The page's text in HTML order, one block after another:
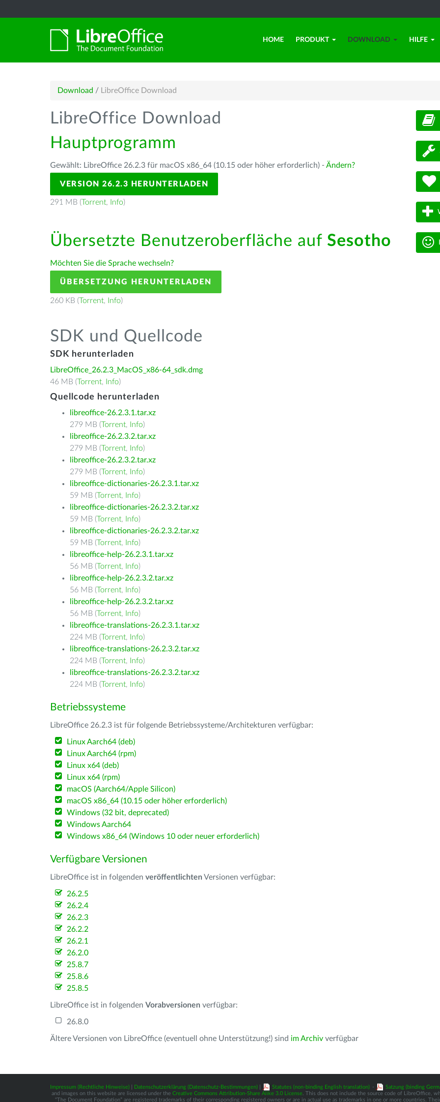
HOME PRODUKT DOWNLOAD HILFE
Download / LibreOffice Download
LibreOffice Download
Hauptprogramm
Gewählt: LibreOffice 26.2.3 für macOS x86_64 (10.15 oder höher erforderlich) - Ändern?
VERSION 26.2.3 HERUNTERLADEN
291 MB (Torrent, Info)
Übersetzte Benutzeroberfläche auf Sesotho
Möchten Sie die Sprache wechseln?
ÜBERSETZUNG HERUNTERLADEN
260 KB (Torrent, Info)
SDK und Quellcode
SDK herunterladen
LibreOffice_26.2.3_MacOS_x86-64_sdk.dmg
46 MB (Torrent, Info)
Quellcode herunterladen
libreoffice-26.2.3.1.tar.xz
279 MB (Torrent, Info)
libreoffice-26.2.3.2.tar.xz
279 MB (Torrent, Info)
libreoffice-26.2.3.2.tar.xz
279 MB (Torrent, Info)
libreoffice-dictionaries-26.2.3.1.tar.xz
59 MB (Torrent, Info)
libreoffice-dictionaries-26.2.3.2.tar.xz
59 MB (Torrent, Info)
libreoffice-dictionaries-26.2.3.2.tar.xz
59 MB (Torrent, Info)
libreoffice-help-26.2.3.1.tar.xz
56 MB (Torrent, Info)
libreoffice-help-26.2.3.2.tar.xz
56 MB (Torrent, Info)
libreoffice-help-26.2.3.2.tar.xz
56 MB (Torrent, Info)
libreoffice-translations-26.2.3.1.tar.xz
224 MB (Torrent, Info)
libreoffice-translations-26.2.3.2.tar.xz
224 MB (Torrent, Info)
libreoffice-translations-26.2.3.2.tar.xz
224 MB (Torrent, Info)
Betriebssysteme
LibreOffice 26.2.3 ist für folgende Betriebssysteme/Architekturen verfügbar:
Linux Aarch64 (deb)
Linux Aarch64 (rpm)
Linux x64 (deb)
Linux x64 (rpm)
macOS (Aarch64/Apple Silicon)
macOS x86_64 (10.15 oder höher erforderlich)
Windows (32 bit, deprecated)
Windows Aarch64
Windows x86_64 (Windows 10 oder neuer erforderlich)
Verfügbare Versionen
LibreOffice ist in folgenden veröffentlichten Versionen verfügbar:
26.2.5
26.2.4
26.2.3
26.2.2
26.2.1
26.2.0
25.8.7
25.8.6
25.8.5
LibreOffice ist in folgenden Vorabversionen verfügbar:
26.8.0
Ältere Versionen von LibreOffice (eventuell ohne Unterstützung!) sind im Archiv verfügbar
Impressum (Rechtliche Hinweise) Datenschutzerklärung (Datenschutz-Bestimmungen) Statutes (non-binding English translation) -
Satzung (binding
and images on this website are licensed under the Creative Commons Attribution-Share Alike 3.0 License. This does not include the source code of LibreOffice,
“The Document Foundation” are registered trademarks of their corresponding registered owners or are in actual use as trademarks in one or more countries.